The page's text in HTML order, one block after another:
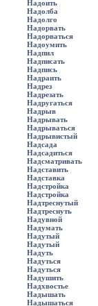
Надоить
Надолба
Надолго
Надорвать
Надорваться
Надоумить
Надпил
Надписать
Надпись
Надраить
Надрез
Надрезать
Надругаться
Надрыв
Надрывать
Надрываться
Надрывистый
Надсада
Надсадиться
Надсматривать
Надставить
Надставка
Надстройка
Надстройка
Надтреснутый
Надтреснуть
Надувной
Надумать
Надутый
Надутый
Надуть
Надуться
Надуться
Надушить
Надхвостье
Надышать
Надышаться